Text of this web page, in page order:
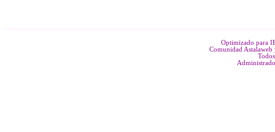
Optimizado para
Comunidad